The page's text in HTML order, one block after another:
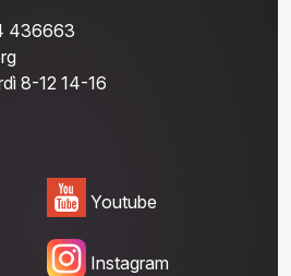
436663
8-12 14-16
Youtube
Instagram